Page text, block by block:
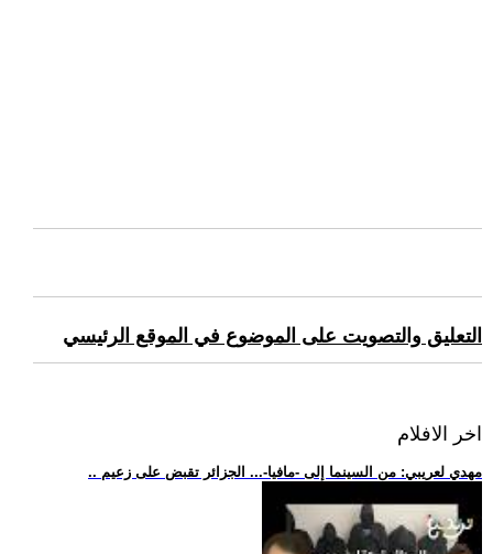
التعليق والتصويت على الموضوع في الموقع الرئيسي
اخر الافلام
.. مهدي لعريبي: من السينما إلى -مافيا-... الجزائر تقبض على زعيم